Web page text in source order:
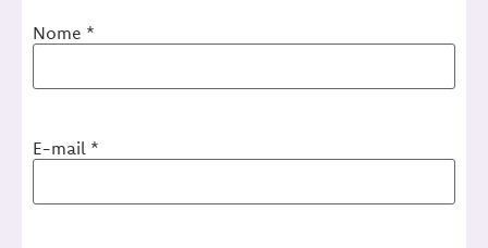
Nome *
E-mail *